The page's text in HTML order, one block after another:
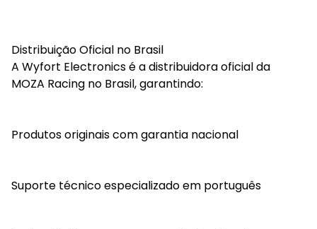
Distribuição Oficial no Brasil
A Wyfort Electronics é a distribuidora oficial da
MOZA Racing no Brasil, garantindo:
Produtos originais com garantia nacional
Suporte técnico especializado em português